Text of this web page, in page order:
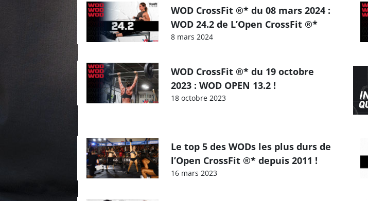
WOD CrossFit ®* du 08 mars 2024 :
WOD 24.2 de L’Open CrossFit ®*
8 mars 2024
WOD CrossFit ®* du 19 octobre
2023 : WOD OPEN 13.2 !
18 octobre 2023
Le top 5 des WODs les plus durs de
l’Open CrossFit ®* depuis 2011 !
16 mars 2023